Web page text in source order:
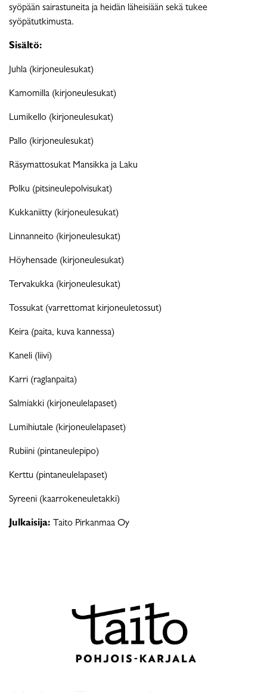
syöpään sairastuneita ja heidän läheisiään sekä tukee
syöpätutkimusta.
Sisältö:
Juhla (kirjoneulesukat)
Kamomilla (kirjoneulesukat)
Lumikello (kirjoneulesukat)
Pallo (kirjoneulesukat)
Räsymattosukat Mansikka ja Laku
Polku (pitsineulepolvisukat)
Kukkaniitty (kirjoneulesukat)
Linnanneito (kirjoneulesukat)
Höyhensade (kirjoneulesukat)
Tervakukka (kirjoneulesukat)
Tossukat (varrettomat kirjoneuletossut)
Keira (paita, kuva kannessa)
Kaneli (liivi)
Karri (raglanpaita)
Salmiakki (kirjoneulelapaset)
Lumihiutale (kirjoneulelapaset)
Rubiini (pintaneulepipo)
Kerttu (pintaneulelapaset)
Syreeni (kaarrokeneuletakki)
Julkaisija: Taito Pirkanmaa Oy